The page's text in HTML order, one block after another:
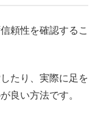
頼性を確認するこ
たり、実際に足を
良い方法です。